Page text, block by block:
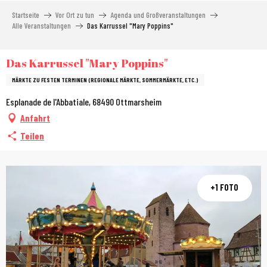
Startseite Vor Ort zu tun
Agenda und Großveranstaltungen
Alle Veranstaltungen
Das Karrussel "Mary Poppins"
Das Karrussel "Mary Poppins"
MÄRKTE ZU FESTEN TERMINEN (REGIONALE MÄRKTE, SOMMERMÄRKTE, ETC.)
Esplanade de l'Abbatiale, 68490 Ottmarsheim
Anfahrt
Teilen
+1 FOTO